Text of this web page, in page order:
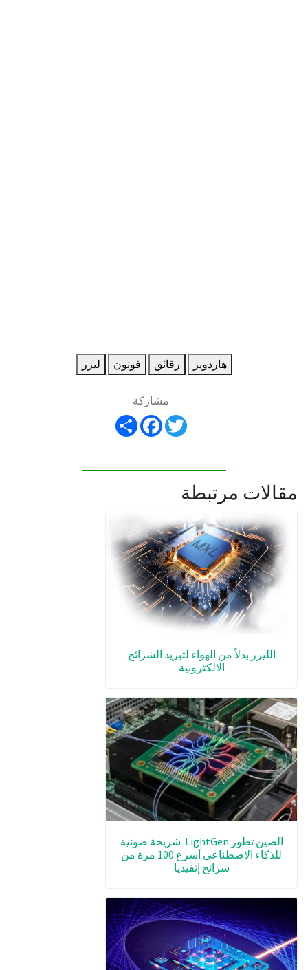
هاردوير رقائق فوتون ليزر
مشاركة
Share
FacebookTwitter
مقالات مرتبطة
الليزر بدلاً من الهواء لتبريد الشرائح
الالكترونية
الصين تطور LightGen: شريحة ضوئية
للذكاء الاصطناعي أسرع 100 مرة من
شرائح إنفيديا